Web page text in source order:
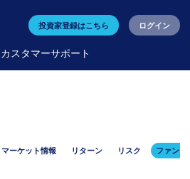
投資家登録はこちら ログイン
カスタマーサポート
マーケット情報 リターン リスク ファンド